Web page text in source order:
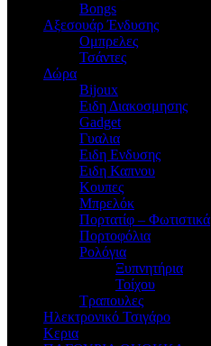
Bongs
Αξεσουάρ Ένδυσης
Oμπρελες
Τσάντες
Δώρα
Bijoux
Eιδη Διακοσμησης
Gadget
Γυαλια
Ειδη Ενδυσης
Ειδη Καπνου
Κουπες
Μπρελόκ
Πορτατίφ – Φωτιστικά
Πορτοφόλια
Ρολόγια
Ξυπνητήρια
Τοίχου
Τραπουλες
Ηλεκτρονικό Τσιγάρο
Κερια